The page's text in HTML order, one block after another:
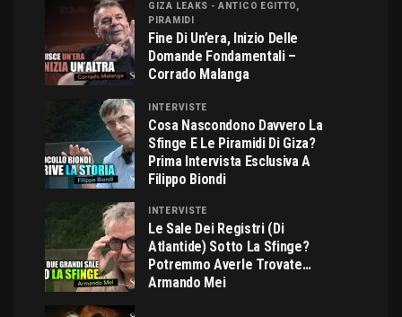
GIZA LEAKS - ANTICO EGITTO,
PIRAMIDI
Fine Di Un’era, Inizio Delle
Domande Fondamentali –
Corrado Malanga
INTERVISTE
Cosa Nascondono Davvero La
Sfinge E Le Piramidi Di Giza?
Prima Intervista Esclusiva A
Filippo Biondi
INTERVISTE
Le Sale Dei Registri (di
Atlantide) Sotto La Sfinge?
Potremmo Averle Trovate…
Armando Mei